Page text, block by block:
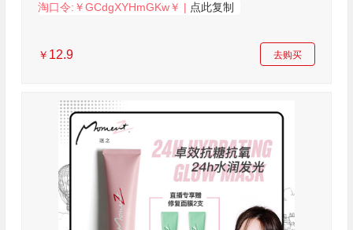
淘口令:￥GCdgXYHmGKw￥ | 点此复制
￥ 12.9 去购买